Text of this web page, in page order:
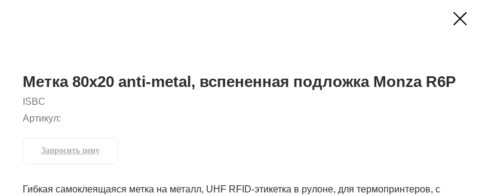
Метка 80x20 anti-metal, вспененная подложка Monza R6P
ISBC
Артикул:
Запросить цену
Гибкая самоклеящаяся метка на металл, UHF RFID-этикетка в рулоне, для термопринтеров, с